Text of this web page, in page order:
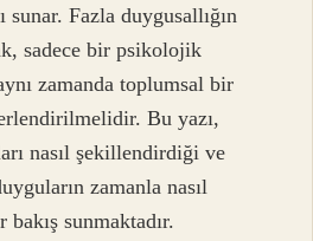
Fazla duygusallığın
sadece bir psikolojik
zamanda toplumsal bir
Bu yazı,
nasıl şekillendirdiği ve
zamanla nasıl
sunmaktadır.